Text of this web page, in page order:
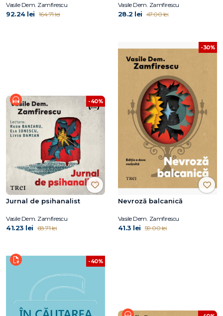
Vasile Dem. Zamfirescu
92.24 lei 164.71 lei
Vasile Dem. Zamfirescu
28.2 lei 47.00 lei
-40%
Jurnal de psihanalist
Vasile Dem. Zamfirescu
41.23 lei 68.71 lei
-30%
Nevroză balcanică
Vasile Dem. Zamfirescu
41.3 lei 59.00 lei
-40%